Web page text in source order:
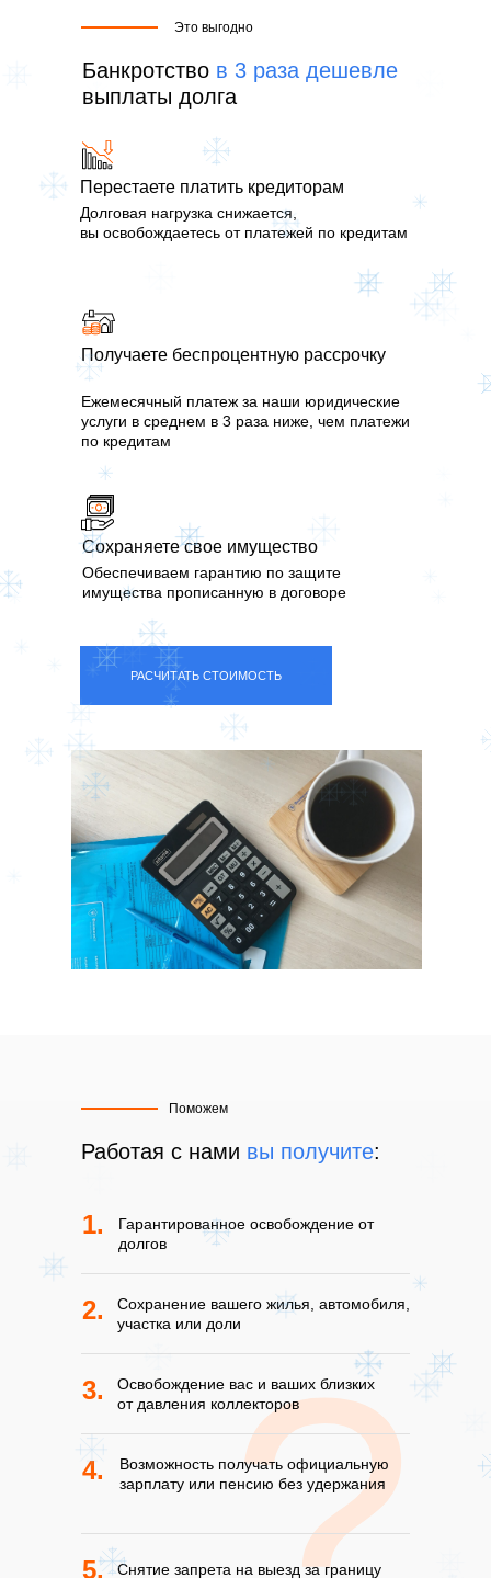
РАСЧИТАТЬ СТОИМОСТЬ
Обеспечиваем гарантию по защите
имущества прописанную в договоре
Сохраняете свое имущество
Долговая нагрузка снижается,
вы освобождаетесь от платежей по кредитам
Перестаете платить кредиторам
Ежемесячный платеж за наши юридические
услуги в среднем в 3 раза ниже, чем платежи
по кредитам
Получаете беспроцентную рассрочку
Банкротство в 3 раза дешевле
выплаты долга
Это выгодно
Снятие запрета на выезд за границу
5.
Возможность получать официальную
зарплату или пенсию без удержания
4.
Освобождение вас и ваших близких
от давления коллекторов
3.
Работая с нами вы получите:
Сохранение вашего жилья, автомобиля,
участка или доли
2.
Поможем
Гарантированное освобождение от
долгов
1.